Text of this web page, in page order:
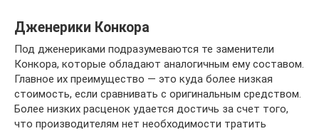
Дженерики Конкора
Под дженериками подразумеваются те заменители
Конкора, которые обладают аналогичным ему составом.
Главное их преимущество — это куда более низкая
стоимость, если сравнивать с оригинальным средством.
Более низких расценок удается достичь за счет того,
что производителям нет необходимости тратить